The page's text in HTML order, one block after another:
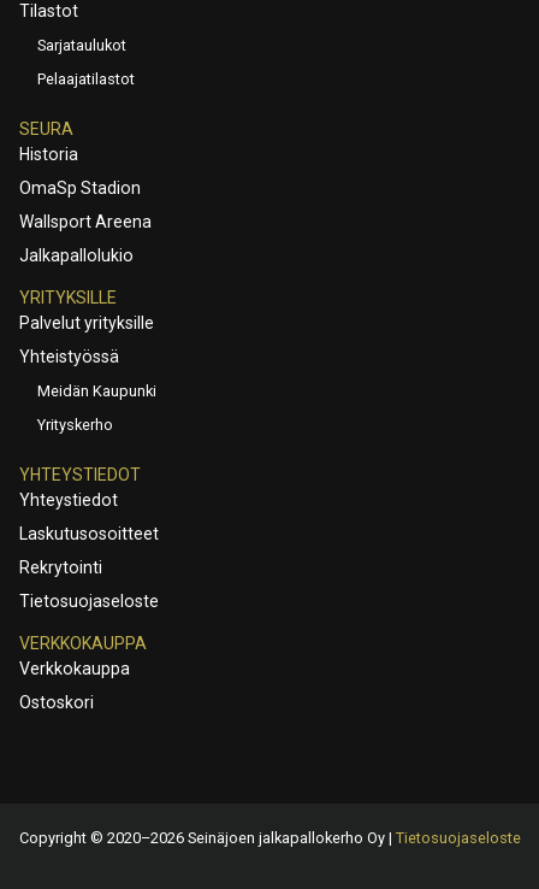
Tilastot
Sarjataulukot
Pelaajatilastot
SEURA
Historia
OmaSp Stadion
Wallsport Areena
Jalkapallolukio
YRITYKSILLE
Palvelut yrityksille
Yhteistyössä
Meidän Kaupunki
Yrityskerho
YHTEYSTIEDOT
Yhteystiedot
Laskutusosoitteet
Rekrytointi
Tietosuojaseloste
VERKKOKAUPPA
Verkkokauppa
Ostoskori
Copyright © 2020–2026 Seinäjoen jalkapallokerho Oy | Tietosuojaseloste